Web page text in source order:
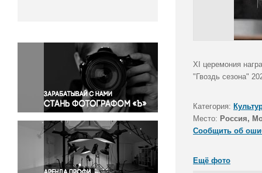
Окружающая среда
Политика
Правосудие
Происшествия и конфликты
Религия
Светская жизнь
Спорт
Экология
Экономика и бизнес
XI церемония
"Гвоздь сезона"
Категория:
Место: Россия,
Сообщить об
Ещё фото